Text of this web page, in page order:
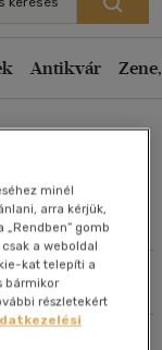
Antikvár
minél
arra kérjük,
gomb
a weboldal
kat telepíti a
bármikor
részletekért